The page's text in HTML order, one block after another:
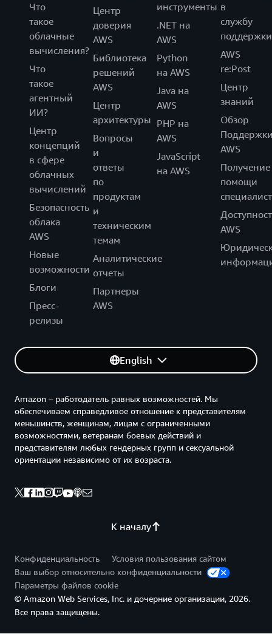
Что
такое
облачные
вычисления?
Что
такое
агентный
ИИ?
Центр
концепций
в сфере
облачных
вычислений
Безопасность
облака
AWS
Новые
возможности
Блоги
Пресс-
релизы
Центр
доверия
AWS
Библиотека
решений
AWS
Центр
архитектуры
Вопросы
и
ответы
по
продуктам
и
техническим
темам
Аналитические
отчеты
Партнеры
AWS
инструменты
.NET на
AWS
Python
на AWS
Java на
AWS
PHP на
AWS
JavaScript
на AWS
в
службу
поддержки
AWS
re:Post
Центр
знаний
Обзор
AWS
Получение
помощи
AWS
English
К началу
Amazon – работодатель равных возможностей. Мы
обеспечиваем справедливое отношение к представителям
меньшинств, женщинам, лицам с ограниченными
возможностями, ветеранам боевых действий и
представителям любых гендерных групп и сексуальной
ориентации независимо от их возраста.
Конфиденциальность
Условия пользования сайтом
Ваш выбор относительно конфиденциальности
Параметры файлов cookie
© Amazon Web Services, Inc. и дочерние организации, 2026.
Все права защищены.